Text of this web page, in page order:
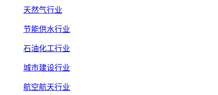
天然气行业
节能供水行业
石油化工行业
城市建设行业
航空航天行业